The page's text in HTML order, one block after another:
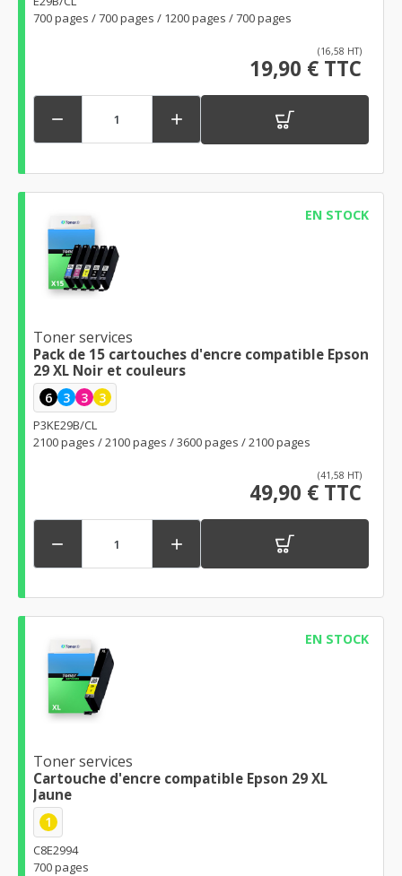
700 pages / 700 pages / 1200 pages / 700 pages
(16,58 HT)
19,90 € TTC
 
EN STOCK
Toner services
Pack de 15 cartouches d'encre compatible Epson
29 XL Noir et couleurs
6 3 3 3
P3KE29B/CL
2100 pages / 2100 pages / 3600 pages / 2100 pages
(41,58 HT)
49,90 € TTC
 
EN STOCK
Toner services
Cartouche d'encre compatible Epson 29 XL
Jaune
1
C8E2994
700 pages